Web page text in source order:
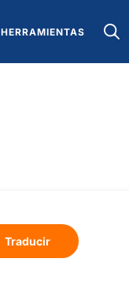
HERRAMIENTAS
Traducir